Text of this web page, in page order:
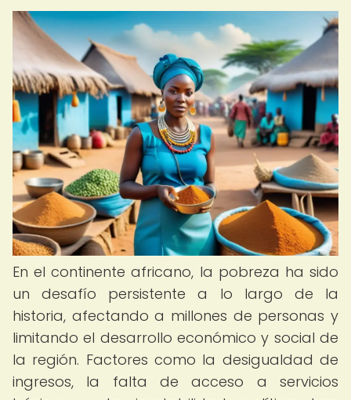
En el continente africano, la pobreza ha sido
un desafío persistente a lo largo de la
historia, afectando a millones de personas y
limitando el desarrollo económico y social de
la región. Factores como la desigualdad de
ingresos, la falta de acceso a servicios